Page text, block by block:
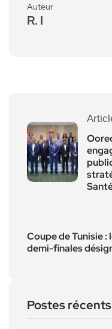
Auteur
R. I
Coupe de Tunisie :
demi-finales
Postes récents